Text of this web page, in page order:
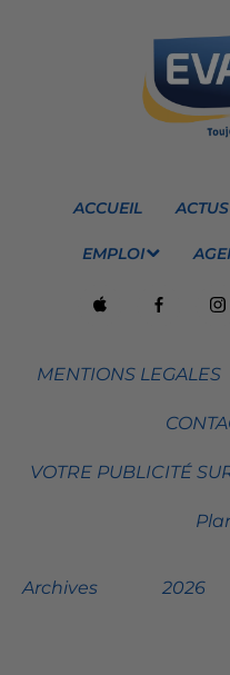
ACCUEIL
EMPLOI
MENTIONS LEGALES
VOTRE PUBLICITÉ
Archives 2026